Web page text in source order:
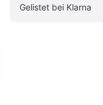
Gelistet bei Klarna